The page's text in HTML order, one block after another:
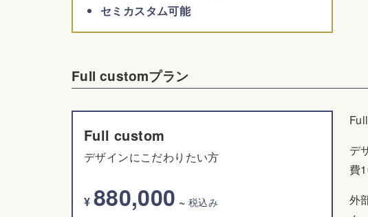
セミカスタム可能
Full customプラン
Full custom
デザインにこだわりたい方
¥ 880,000 ~ 税込み
デ
費
外